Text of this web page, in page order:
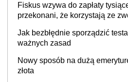
Fiskus wzywa do zapłaty
przekonani, że korzystają ze
Jak bezbłędnie sporządzić
ważnych zasad
Nowy sposób na dużą
złota